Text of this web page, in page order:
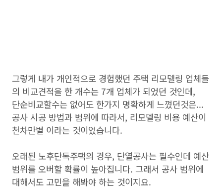
그렇게 내가 개인적으로 경험했던 주택 리모델링 업체들
의 비교견적을 한 개수는 7개 업체가 되었던 것인데,
단순비교할수는 없어도 한가지 명확하게 느꼈던것은...
공사 시공 방법과 범위에 따라서, 리모델링 비용 예산이
천차만별 이라는 것이었습니다.
오래된 노후단독주택의 경우, 단열공사는 필수인데 예산
범위를 오버할 확률이 높아집니다. 그래서 공사 범위에
대해서도 고민을 해봐야 하는 것이지요.